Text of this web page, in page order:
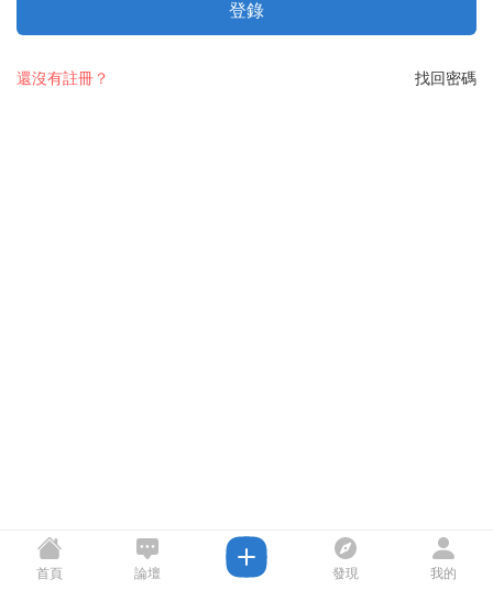
登錄
找回密碼
還沒有註冊？
首頁 論壇 發現 我的